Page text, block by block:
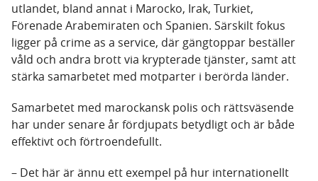
utlandet, bland annat i Marocko, Irak, Turkiet,
Förenade Arabemiraten och Spanien. Särskilt fokus
ligger på crime as a service, där gängtoppar beställer
våld och andra brott via krypterade tjänster, samt att
stärka samarbetet med motparter i berörda länder.
Samarbetet med marockansk polis och rättsväsende
har under senare år fördjupats betydligt och är både
effektivt och förtroendefullt.
– Det här är ännu ett exempel på hur internationellt